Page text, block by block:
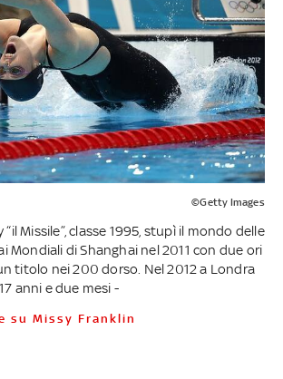
©Getty Images
“il Missile”, classe 1995, stupì il mondo delle
Mondiali di Shanghai nel 2011 con due ori
titolo nei 200 dorso. Nel 2012 a Londra
anni e due mesi -
su Missy Franklin